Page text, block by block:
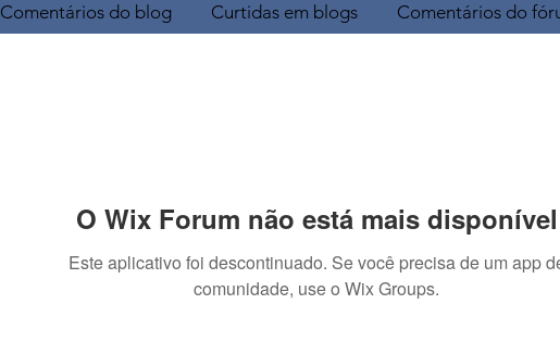
O Wix Forum não está mais disponível
Este aplicativo foi descontinuado. Se você precisa de um app
comunidade, use o Wix Groups.
Comentários do blog Curtidas em blogs Comentários do